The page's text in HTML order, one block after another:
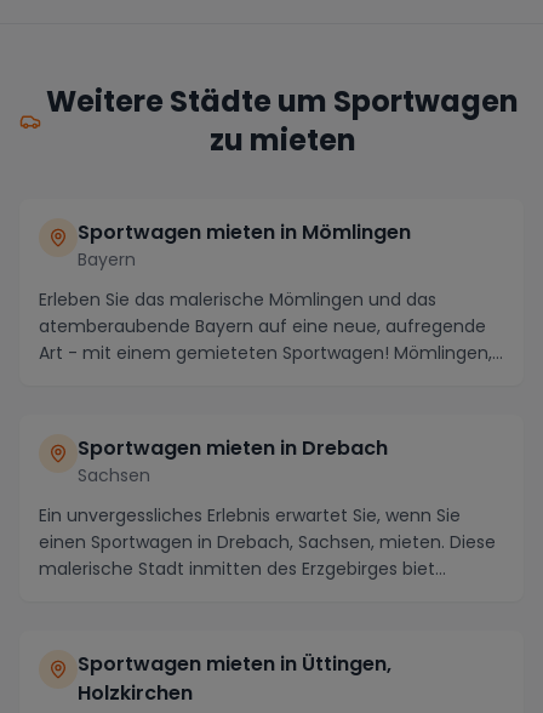
Weitere Städte um Sportwagen
zu mieten
Sportwagen mieten in Mömlingen
Bayern
Erleben Sie das malerische Mömlingen und das
atemberaubende Bayern auf eine neue, aufregende
Art - mit einem gemieteten Sportwagen! Mömlingen,
Sportwagen mieten in Drebach
Sachsen
Ein unvergessliches Erlebnis erwartet Sie, wenn Sie
einen Sportwagen in Drebach, Sachsen, mieten. Diese
malerische Stadt inmitten des Erzgebirges biet...
Sportwagen mieten in Üttingen,
Holzkirchen